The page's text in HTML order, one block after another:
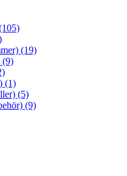
(19)
(9)
(1)
(5)
(9)